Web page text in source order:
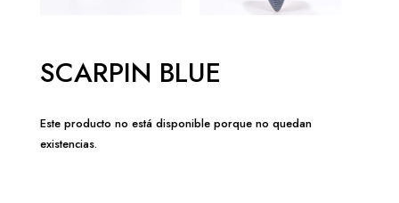
SCARPIN BLUE
Este producto no está disponible porque no quedan
existencias.